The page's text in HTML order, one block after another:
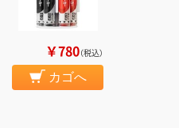
￥780（税込）
カゴへ